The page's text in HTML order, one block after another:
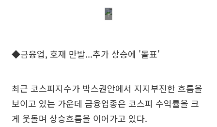
◆금융업, 호재 만발...추가 상승에 '몰표'
최근 코스피지수가 박스권안에서 지지부진한 흐름을
보이고 있는 가운데 금융업종은 코스피 수익률을 크
게 웃돌며 상승흐름을 이어가고 있다.